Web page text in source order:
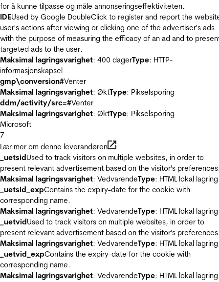
for å kunne tilpasse og måle annonseringseffektiviteten.
IDEUsed by Google DoubleClick to register and report the
user's actions after viewing or clicking one of the advertiser's ads
with the purpose of measuring the efficacy of an ad and to
targeted ads to the user.
Maksimal lagringsvarighet: 400 dagerType: HTTP-
informasjonskapsel
gmp\conversion#Venter
Maksimal lagringsvarighet: ØktType: Pikselsporing
ddm/activity/src=#Venter
Maksimal lagringsvarighet: ØktType: Pikselsporing
Microsoft
7
Lær mer om denne leverandøren
_uetsidUsed to track visitors on multiple websites, in order to
present relevant advertisement based on the visitor's
Maksimal lagringsvarighet: VedvarendeType: HTML lokal lagring
_uetsid_expContains the expiry-date for the cookie with
corresponding name.
Maksimal lagringsvarighet: VedvarendeType: HTML lokal lagring
_uetvidUsed to track visitors on multiple websites, in order to
present relevant advertisement based on the visitor's
Maksimal lagringsvarighet: VedvarendeType: HTML lokal lagring
_uetvid_expContains the expiry-date for the cookie with
corresponding name.
Maksimal lagringsvarighet: VedvarendeType: HTML lokal lagring